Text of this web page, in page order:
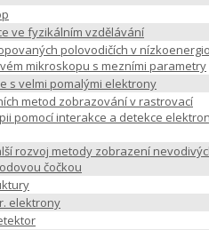
ve fyzikálním vzdělávání
polovodičích v
mikroskopu s mezními parametry
s velmi pomalými elektrony
metod zobrazování v rastrovací
pomocí interakce a detekce
rozvoj metody zobrazení
čočkou
elektrony